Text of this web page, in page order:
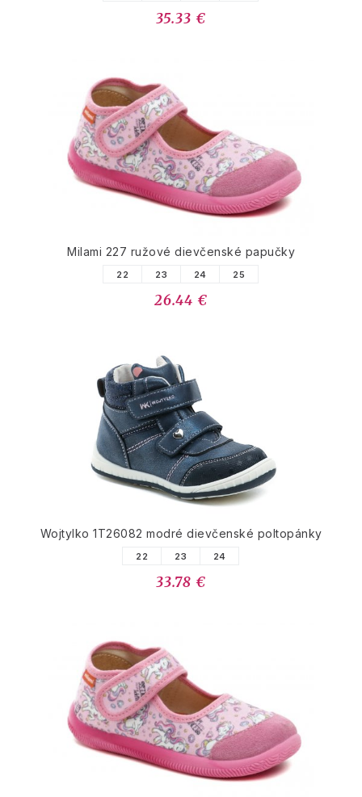
35.33 €
Milami 227 ružové dievčenské papučky
22 23 24 25
26.44 €
Wojtylko 1T26082 modré dievčenské poltopánky
22 23 24
33.78 €